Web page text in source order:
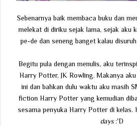
Sebenarnya baik membaca buku dan
melekat di diriku sejak lama, sejak aku
pe-de dan seneng banget kalau
Begitu pula dengan menulis, aku
Harry Potter, JK Rowling. Makanya
ini dan bahkan dulu waktu aku masih
fiction Harry Potter yang kemudian
sesama penyuka Harry Potter di kelas.
days:'D